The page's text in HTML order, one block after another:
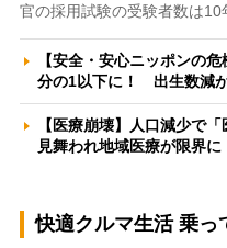
官の採用試験の受験者数は10
【安全・安心ニッポンの
分の1以下に！ 出生数減
【医療崩壊】人口減少で
見舞われ地域医療が限界
快適クルマ生活 乗っ